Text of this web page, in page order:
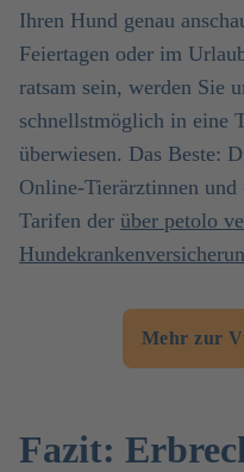
Ihren Hund genau
Feiertagen oder im
ratsam sein, werden Sie
schnellstmöglich in eine
überwiesen. Das Beste:
Online-Tierärztinnen
Tarifen der über petolo
Mehr zur
Fazit: